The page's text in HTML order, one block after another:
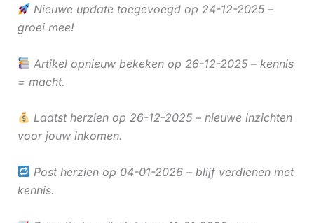
Nieuwe update toegevoegd op 24-12-2025 –
groei mee!
Artikel opnieuw bekeken op 26-12-2025 – kennis
= macht.
Laatst herzien op 26-12-2025 – nieuwe inzichten
voor jouw inkomen.
Post herzien op 04-01-2026 – blijf verdienen met
kennis.